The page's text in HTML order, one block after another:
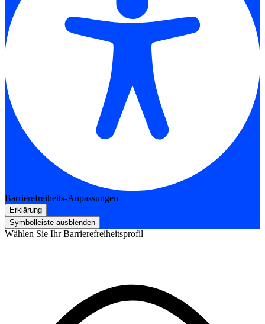
Barrierefreiheits-Anpassungen
Erklärung
Symbolleiste ausblenden
Wählen Sie Ihr Barrierefreiheitsprofil